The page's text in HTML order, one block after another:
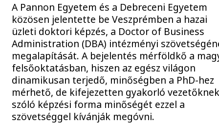
A Pannon Egyetem és a Debreceni Egyetem
közösen jelentette be Veszprémben a hazai
üzleti doktori képzés, a Doctor of Business
Administration (DBA) intézményi
megalapítását. A bejelentés mérföldkő a
felsőoktatásban, hiszen az egész világon
dinamikusan terjedő, minőségben a PhD-hez
mérhető, de kifejezetten gyakorló
szóló képzési forma minőségét ezzel a
szövetséggel kívánják megóvni.